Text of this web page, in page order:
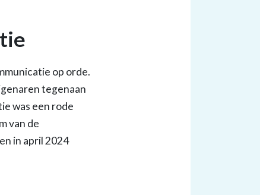
op orde.
tegenaan
was een rode
van de
in april 2024